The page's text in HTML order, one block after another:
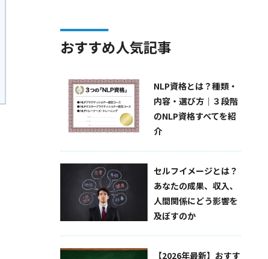
おすすめ人気記事
NLP資格とは？種類・
内容・選び方｜３段階
のNLP資格すべてを紹
介
セルフイメージとは？
あなたの成果、収入、
人間関係にどう影響を
及ぼすのか
【2026年最新】おすす